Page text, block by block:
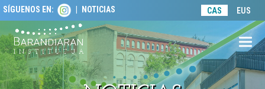
SÍGUENOS EN: NOTICIAS CAS EUS